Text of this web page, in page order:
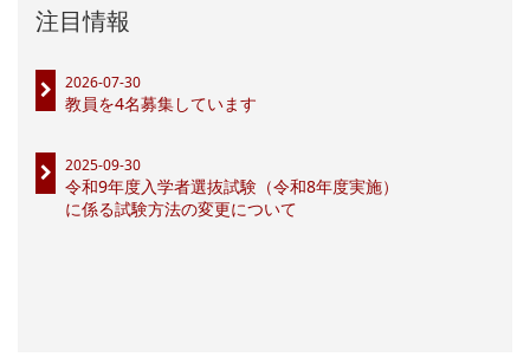
注目情報
2026-07-30
教員を4名募集しています
2025-09-30
令和9年度入学者選抜試験（令和8年度実施）
に係る試験方法の変更について